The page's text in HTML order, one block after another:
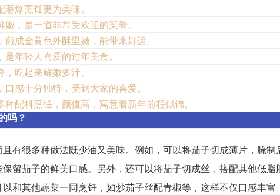
爆烹饪更为美味。
，是一道非常受欢迎的菜肴。
成金黄色外酥里嫩，能带来好运。
年轻人喜爱的过年美食。
吃起来鲜嫩多汁。
感十分独特，受到大家的喜爱。
配料烹饪，颜值高，寓意着新年前程似锦。
吗？
有很多种做法既少油又美味。例如，可以将茄子切成薄片，腌
留茄子的鲜美口感。另外，还可以将茄子切成丝，搭配其他低
和其他蔬菜一同烹饪，如炒茄子丝配青椒等，这样不仅口感丰富